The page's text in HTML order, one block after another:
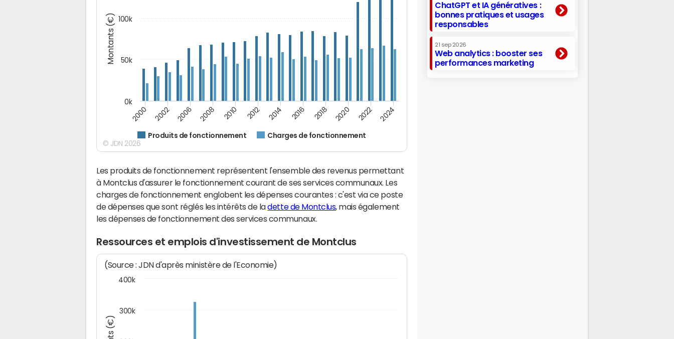
Montants (€)
Produits de fonctionnement Charges de fonctionnement
2000 2002 2006 2008 2010 2012 2014 2016 2018 2020 2022 2024
0k
50k
100k
© JDN 2026
Les produits de fonctionnement représentent l'ensemble des revenus permettant
à Montclus d'assurer le fonctionnement courant de ses services communaux. Les
charges de fonctionnement englobent les dépenses courantes : c'est via ce poste
de dépenses que sont réglés les intérêts de ladette de Montclus, mais également
les dépenses de fonctionnement des services communaux.
Ressources et emplois d'investissement de Montclus
(Source : JDN d'après ministère de l'Economie)
300k
400k
ChatGPT et IA génératives :
bonnes pratiques et usages
responsables
21 sep 2026
Web analytics : booster ses
performances marketing